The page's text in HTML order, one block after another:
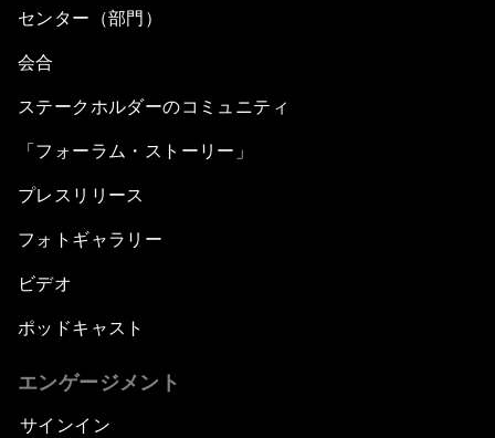
センター（部門）
会合
ステークホルダーのコミュニティ
「フォーラム・ストーリー」
プレスリリース
フォトギャラリー
ビデオ
ポッドキャスト
エンゲージメント
サインイン